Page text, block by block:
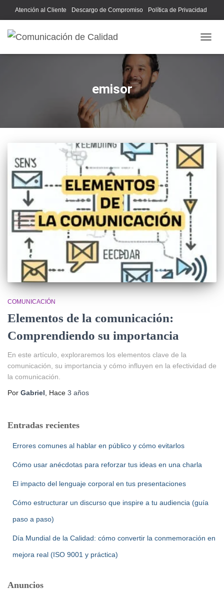
Atención al Cliente Descargo de Compromiso Política de Privacidad
emisor
COMUNICACIÓN
Elementos de la comunicación:
Comprendiendo su importancia
En este artículo, exploraremos los elementos clave de la
comunicación, su importancia y cómo influyen en la efectividad de
la comunicación.
Por Gabriel , Hace 3 años
Entradas recientes
Errores comunes al hablar en público y cómo evitarlos
Cómo usar anécdotas para reforzar tus ideas en una charla
El impacto del lenguaje corporal en tus presentaciones
Cómo estructurar un discurso que inspire a tu audiencia (guía
paso a paso)
Día Mundial de la Calidad: cómo convertir la conmemoración en
mejora real (ISO 9001 y práctica)
Anuncios